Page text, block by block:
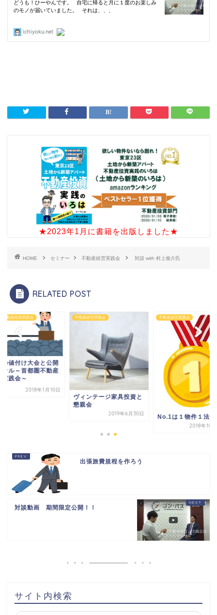
★2023年1月に書籍を出版しました★
HOME セミナー 不動産経営実践会 対談 with 村上俊介氏
RELATED POST
不動産投資実践会
の値付け大会と公開
サル～首都圏不動産
実践会～
2018年1月10日
不動産経営実践会
ヴィンテージ家具投資と
懇親会
2019年6月30日
不動産経営実践会
No.1は１物件１法人
2018年10
出張旅費規程を作ろう
対談動画 期間限定公開！！
サイト内検索
HOME
書籍出版
問い合わせ